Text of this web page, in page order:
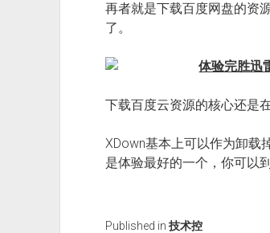
再者就是下载百度网盘的资
了。
下载百度云资源的核心还是
XDown基本上可以作为卸载
是体验最好的一个，你可以
Published in 技术控